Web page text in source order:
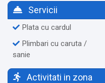
Servicii
Plata cu cardul
Plimbari cu caruta /
sanie
Activitati in zona